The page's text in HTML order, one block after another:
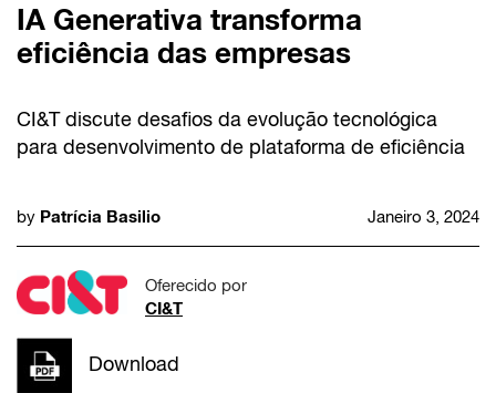
IA Generativa transforma
eficiência das empresas
CI&T discute desafios da evolução tecnológica
para desenvolvimento de plataforma de eficiência
by Patrícia Basilio Janeiro 3, 2024
Oferecido por
CI&T
Download